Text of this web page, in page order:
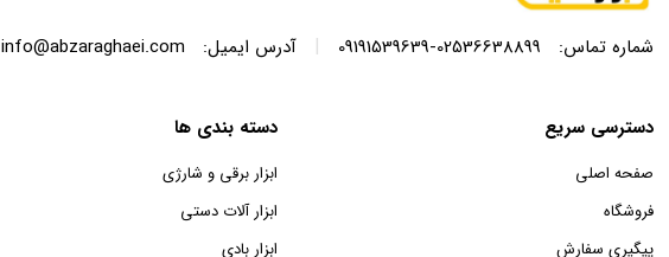
شماره تماس: 02536638899-09191539639
| آدرس ایمیل: info@abzaraghaei.com
دسترسی سریع
صفحه اصلی
فروشگاه
پیگیری سفارش
دسته بندی ها
ابزار برقی و شارژی
ابزار آلات دستی
ابزار بادی